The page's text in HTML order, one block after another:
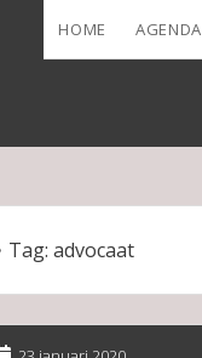
HOME AGENDA
Tag: advocaat